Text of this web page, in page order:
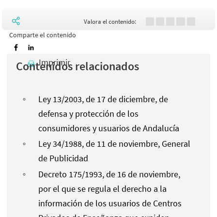
Comparte el contenido
Valora el contenido:
Imprimir
Contenidos relacionados
Ley 13/2003, de 17 de diciembre, de
defensa y protección de los
consumidores y usuarios de Andalucía
Ley 34/1988, de 11 de noviembre, General
de Publicidad
Decreto 175/1993, de 16 de noviembre,
por el que se regula el derecho a la
información de los usuarios de Centros